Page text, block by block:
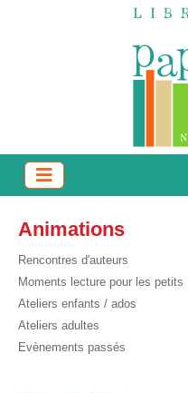
Animations
Rencontres d'auteurs
Moments lecture pour les petits
Ateliers enfants / ados
Ateliers adultes
Evènements passés